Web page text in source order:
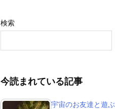
検索
今読まれている記事
宇宙のお友達と遊ぶ